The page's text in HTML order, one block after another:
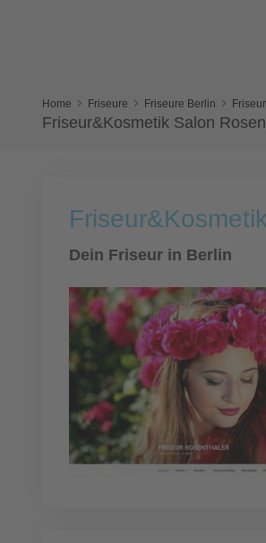
Home Friseure Friseure Berlin
Friseur&Kosmetik Salon
Dein Friseur in Berlin